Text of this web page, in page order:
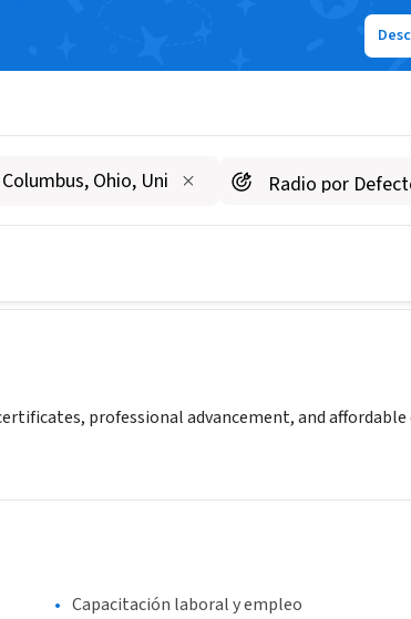
professional advancement, and
Capacitación laboral y empleo